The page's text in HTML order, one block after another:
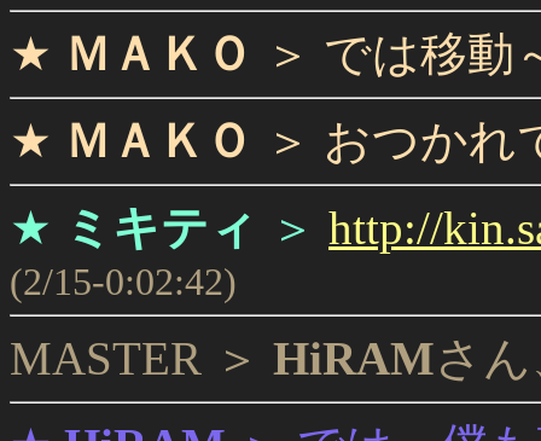
★ ＭＡＫＯ ＞ では移動
★ ＭＡＫＯ ＞ おつかれ
★ ミキティ ＞ http://
(2/15-0:02:42)
MASTER ＞ HiRAMさ